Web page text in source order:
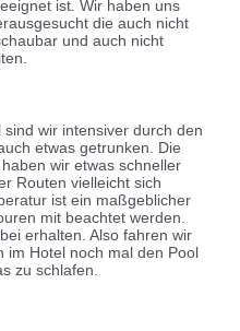
ist. Wir haben uns
die auch nicht
und auch nicht
wir intensiver durch den
etwas getrunken. Die
wir etwas schneller
Routen vielleicht sich
ist ein maßgeblicher
mit beachtet werden.
erhalten. Also fahren wir
im Hotel noch mal den Pool
zu schlafen.